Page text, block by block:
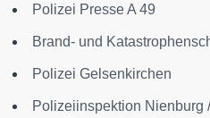
Polizei Presse A 49
Brand- und
Polizei Gelsenkirchen
Polizeiinspektion Nienburg